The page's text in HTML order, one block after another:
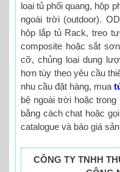
loại tủ phối quang, hộp
ngoài trời (outdoor).
hộp lắp tủ Rack, treo
composite hoặc sắt
cỡ, chủng loại dung
hơn tùy theo yêu cầu
nhu cầu đặt hàng, mua
bệ ngoài trời hoặc
bằng cách chat hoặc
catalogue và báo giá
CÔNG TY TNHH